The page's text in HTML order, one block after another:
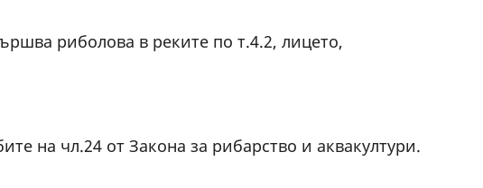
риболова в реките по т.4.2, лицето,
на чл.24 от Закона за рибарство и аквакултури.